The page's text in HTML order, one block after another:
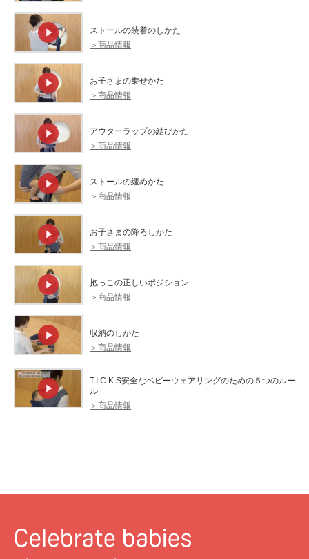
ストールの装着のしかた
＞商品情報
お子さまの乗せかた
＞商品情報
アウターラップの結びかた
＞商品情報
ストールの緩めかた
＞商品情報
お子さまの降ろしかた
＞商品情報
抱っこの正しいポジション
＞商品情報
収納のしかた
＞商品情報
T.I.C.K.S安全なベビーウェアリングのための５つのルー
ル
＞商品情報